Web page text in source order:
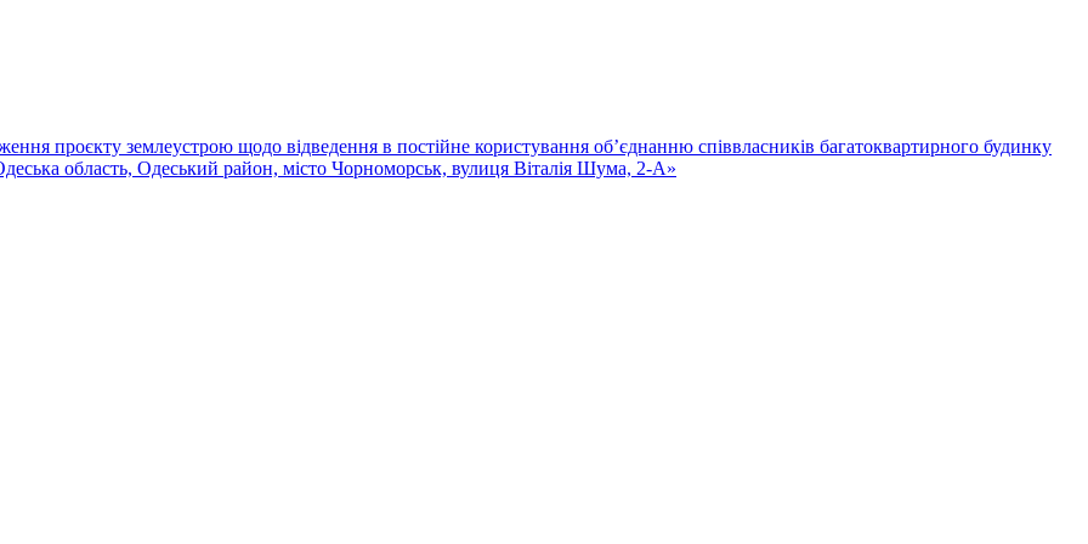
проєкту землеустрою щодо відведення в постійне користування об’єднанню співвласників багатоквартирного будинку
область, Одеський район, місто Чорноморськ, вулиця Віталія Шума, 2-А»